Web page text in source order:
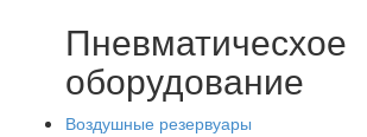
Пневматичесхое
оборудование
Воздушные резервуары